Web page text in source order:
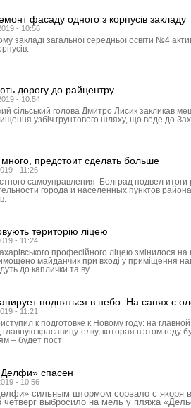
фасаду одного з корпусів закладу
- 10:56
закладі загальної середньої освіти №4
дорогу до райцентру
- 10:54
сільський голова Дмитро Лисик закликав
узбіч грунтового шляху, що веде до
предстоит сделать больше
- 11:26
самоуправления Болград подвел
города и населенных пунктов
територію ліцею
- 11:24
професійного ліцею змінилося
майданчик при вході у приміщення
до каплички та ву
подняться в небо. На санях с
- 11:21
к подготовке к Новому году: на
главную красавицу-елку, которая в этом году
– будет пост
спасен
- 10:56
сильным штормом сорвало с якоря
четверг выбросило на мель у пляжа